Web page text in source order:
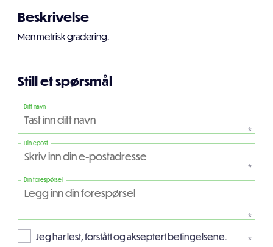
Beskrivelse
Men metrisk gradering.
Still et spørsmål
Ditt navn
*
Din epost
*
Din forespørsel
*
Jeg har lest, forstått og akseptert betingelsene. *